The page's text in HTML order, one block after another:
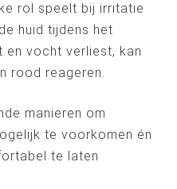
rol speelt bij irritatie
huid tijdens het
en vocht verliest, kan
rood reageren.
manieren om
te voorkomen én
te laten